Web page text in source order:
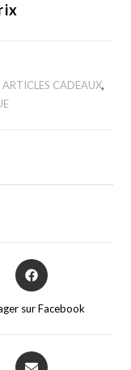
ARTICLES CADEAUX,
sur Facebook